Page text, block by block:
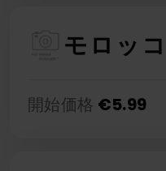
モロッコ
開始価格 €5.99